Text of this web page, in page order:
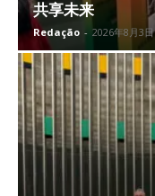
共享未来
Redação - 2026年8月3日